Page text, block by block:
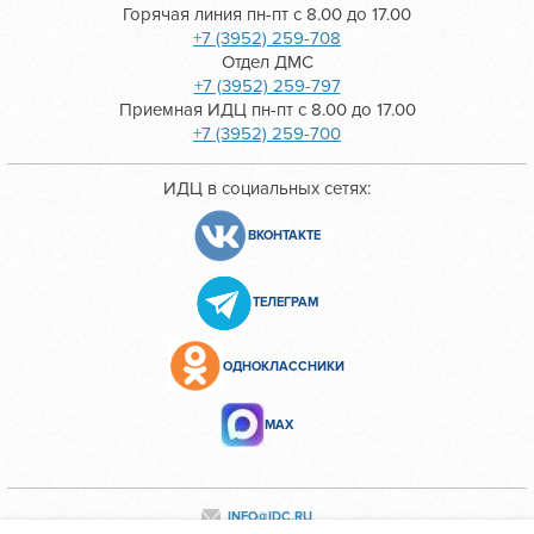
Горячая линия пн-пт с 8.00 до 17.00
+7 (3952) 259-708
Отдел ДМС
+7 (3952) 259-797
Приемная ИДЦ пн-пт с 8.00 до 17.00
+7 (3952) 259-700
ИДЦ в социальных сетях:
ВКОНТАКТЕ
ТЕЛЕГРАМ
ОДНОКЛАССНИКИ
МАХ
INFO@IDC.RU